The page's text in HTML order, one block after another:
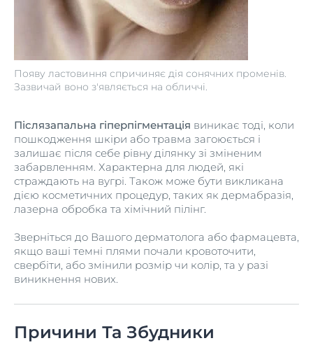
Появу ластовиння спричиняє дія сонячних променів.
Зазвичай воно з'являється на обличчі.
Післязапальна гіперпігментація виникає тоді, коли
пошкодження шкіри або травма загоюється і
залишає після себе рівну ділянку зі зміненим
забарвленням. Характерна для людей, які
страждають на вугрі. Також може бути викликана
дією косметичних процедур, таких як дермабразія,
лазерна обробка та хімічний пілінг.
Зверніться до Вашого дерматолога або фармацевта,
якщо ваші темні плями почали кровоточити,
свербіти, або змінили розмір чи колір, та у разі
виникнення нових.
Причини Та Збудники